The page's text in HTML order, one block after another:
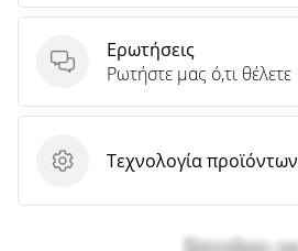
Ερωτήσεις
Ερωτήσεις
Ρωτήστε μας ό,τι θέλετε
Τεχνολογία προϊόντων
Τεχνολογία προϊόντων